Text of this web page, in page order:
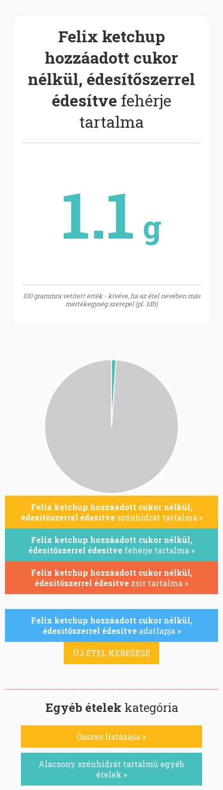
Felix ketchup
hozzáadott cukor
nélkül, édesítőszerrel
édesítve fehérje
tartalma
1.1 g
100 grammra vetített érték - kivéve, ha az étel nevében más
mértékegység szerepel (pl. 1db)
Felix ketchup hozzáadott cukor nélkül,
édesítőszerrel édesítveszénhidrát tartalma »
Felix ketchup hozzáadott cukor nélkül,
édesítőszerrel édesítve fehérje tartalma »
Felix ketchup hozzáadott cukor nélkül,
édesítőszerrel édesítve zsír tartalma »
Felix ketchup hozzáadott cukor nélkül,
édesítőszerrel édesítveadatlapja »
ÚJ ÉTEL KERESÉSE
Egyéb ételek kategória
Összes listázása »
Alacsony szénhidrát tartalmú egyéb
ételek »